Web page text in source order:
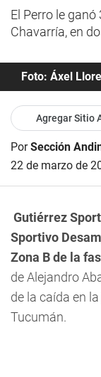
El Perro le
Chavarría, en
Foto: Áxel
Agregar Sitio
PorSección
22 de marzo de
Gutiérrez
Sportivo
Zona B de la
de Alejandro
de la caída en
Tucumán.